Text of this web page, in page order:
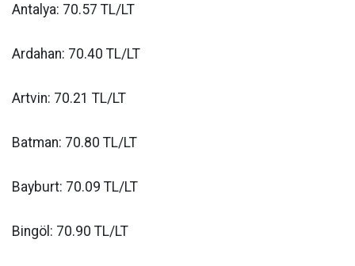
Antalya: 70.57 TL/LT
Ardahan: 70.40 TL/LT
Artvin: 70.21 TL/LT
Batman: 70.80 TL/LT
Bayburt: 70.09 TL/LT
Bingöl: 70.90 TL/LT